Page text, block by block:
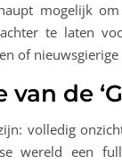
mogelijk
te laten
of nieuwsgierige
de
volledig
wereld een